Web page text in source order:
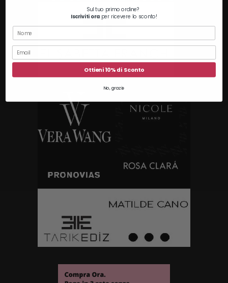
Sul tuo primo ordine?
Iscriviti ora per ricevere lo sconto!
Ottieni 10% di Sconto
No, grazie